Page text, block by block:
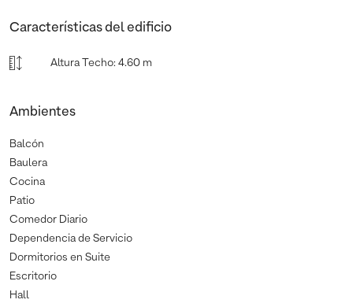
Características del edificio
Altura Techo: 4.60 m
Ambientes
Balcón
Baulera
Cocina
Patio
Comedor Diario
Dependencia de Servicio
Dormitorios en Suite
Escritorio
Hall